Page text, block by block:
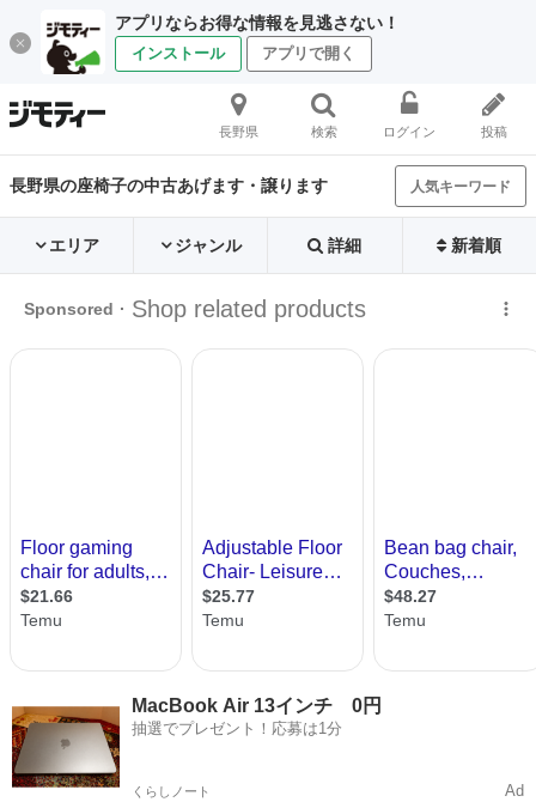
アプリならお得な情報を見逃さない！
インストール アプリで開く
長野県 検索 ログイン 投稿
長野県の座椅子の中古あげます・譲ります 人気キーワード
エリア ジャンル 詳細 新着順
MacBook Air 13インチ 0円
抽選でプレゼント！応募は1分
くらしノート Ad